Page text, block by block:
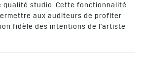
qualité studio. Cette fonctionnalité
aux auditeurs de profiter
fidèle des intentions de l'artiste